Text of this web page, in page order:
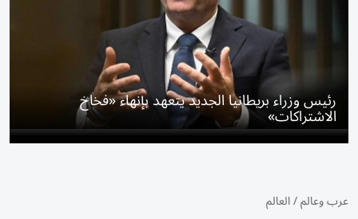
رئيس وزراء بريطانيا الجديد يتعهد بإنهاء «فخاخ
الاشتراكات»
عرب وعالم/العالم